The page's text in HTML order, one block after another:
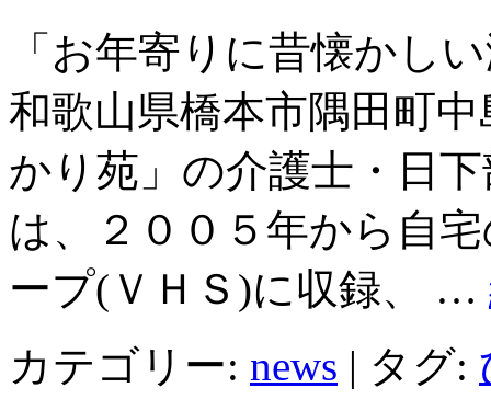
「お年寄りに昔懐かし
和歌山県橋本市隅田町
かり苑」の介護士・日
は、２００５年から自
ープ(ＶＨＳ)に収録、 …
カテゴリー: news | タグ: